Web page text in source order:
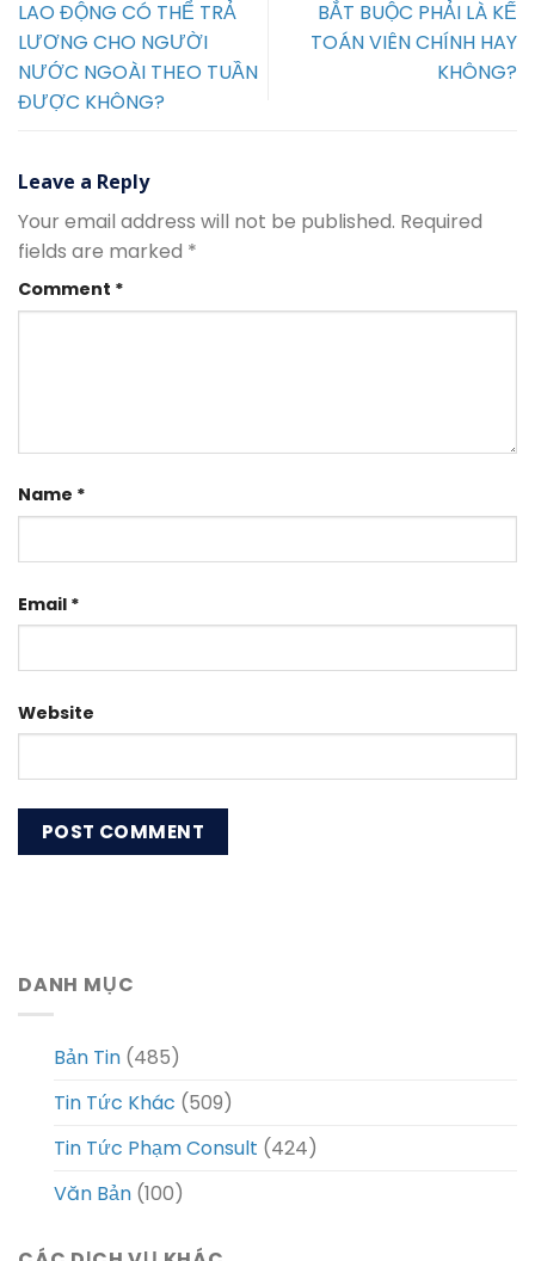
LAO ĐỘNG CÓ THỂ TRẢ
LƯƠNG CHO NGƯỜI
NƯỚC NGOÀI THEO TUẦN
ĐƯỢC KHÔNG?
BẮT BUỘC PHẢI LÀ KẾ
TOÁN VIÊN CHÍNH HAY
KHÔNG?
Leave a Reply
Your email address will not be published. Required
fields are marked *
Comment *
Name *
Email *
Website
DANH MỤC
Bản Tin (485)
Tin Tức Khác (509)
Tin Tức Phạm Consult (424)
Văn Bản (100)